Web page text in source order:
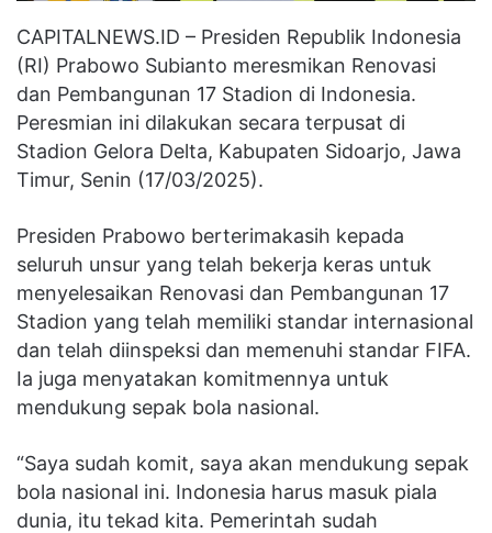
CAPITALNEWS.ID – Presiden Republik Indonesia
(RI) Prabowo Subianto meresmikan Renovasi
dan Pembangunan 17 Stadion di Indonesia.
Peresmian ini dilakukan secara terpusat di
Stadion Gelora Delta, Kabupaten Sidoarjo, Jawa
Timur, Senin (17/03/2025).
Presiden Prabowo berterimakasih kepada
seluruh unsur yang telah bekerja keras untuk
menyelesaikan Renovasi dan Pembangunan 17
Stadion yang telah memiliki standar internasional
dan telah diinspeksi dan memenuhi standar FIFA.
Ia juga menyatakan komitmennya untuk
mendukung sepak bola nasional.
“Saya sudah komit, saya akan mendukung sepak
bola nasional ini. Indonesia harus masuk piala
dunia, itu tekad kita. Pemerintah sudah